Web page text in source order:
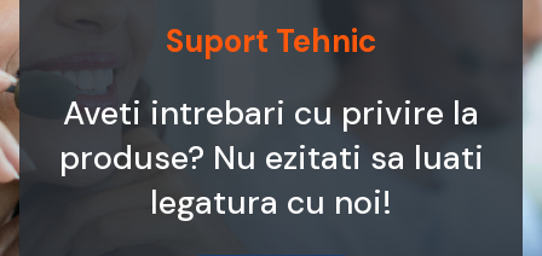
Suport Tehnic
Aveti intrebari cu privire la
produse? Nu ezitati sa luati
legatura cu noi!